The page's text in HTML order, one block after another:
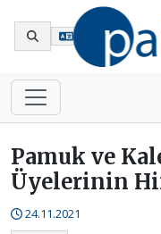
Pamuk ve
Üyelerinin
24.11.2021